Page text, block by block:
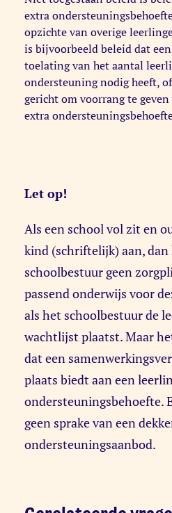
extra
opzichte van overige
is bijvoorbeeld beleid dat
toelating van het aantal
ondersteuning nodig heeft,
gericht om voorrang te
extra
Let op!
Als een school vol zit en
kind (schriftelijk) aan,
schoolbestuur geen
passend onderwijs voor
als het schoolbestuur de
wachtlijst plaatst. Maar
dat een
plaats biedt aan een
ondersteuningsbehoefte.
geen sprake van een
ondersteuningsaanbod.